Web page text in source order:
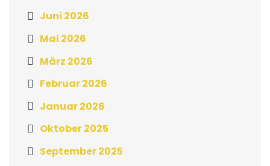
Juni 2026
Mai 2026
März 2026
Februar 2026
Januar 2026
Oktober 2025
September 2025